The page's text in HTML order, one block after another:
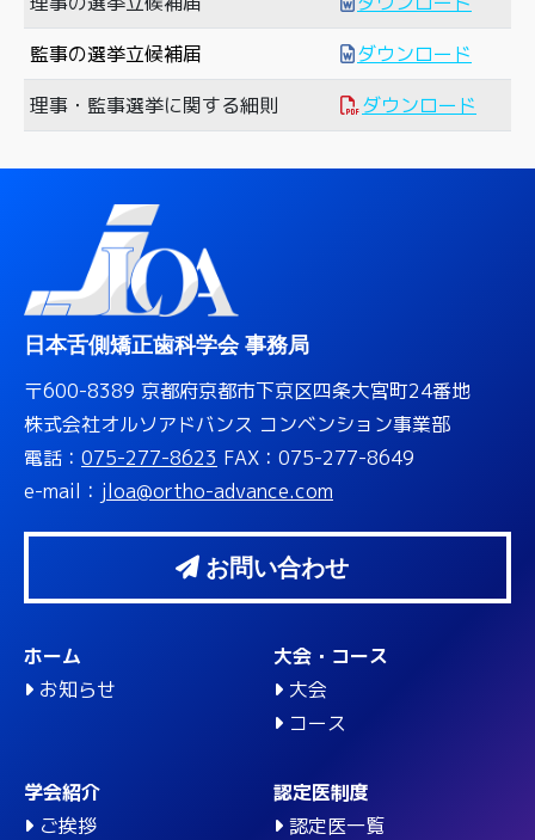
監事の選挙立候補届
ダウンロード
理事・監事選挙に関する細則
ダウンロード
日本舌側矯正歯科学会 事務局
〒600-8389 京都府京都市下京区四条大宮町24番地
株式会社オルソアドバンス コンベンション事業部
電話： 075-277-8623 FAX：075-277-8649
e-mail： jloa@ortho-advance.com
お問い合わせ
ホーム
お知らせ
大会・コース
大会
コース
学会紹介
ご挨拶
認定医制度
認定医一覧